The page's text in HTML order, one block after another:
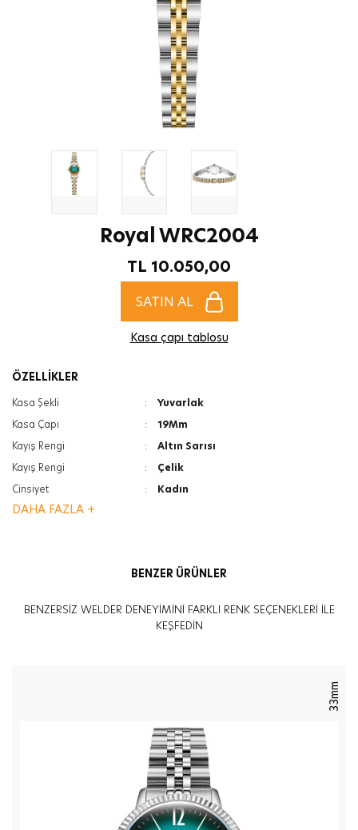
Royal WRC2004
TL 10.050,00
SATIN AL
Kasa çapı tablosu
ÖZELLİKLER
Kasa Şekli :
Yuvarlak
Kasa Çapı
:
19Mm
Kayış Rengi
:
Altın Sarısı
Kayış Rengi
:
Çelik
Cinsiyet
:
Kadın
Kasa Rengi
:
35G
Photochromic
DAHA FAZLA +
BENZER ÜRÜNLER
BENZERSİZ WELDER DENEYİMİNİ FARKLI RENK SEÇENEKLERİ İLE
KEŞFEDİN
33mm